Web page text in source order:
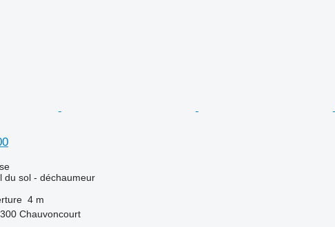
du sol - déchaumeur
4 m
Chauvoncourt